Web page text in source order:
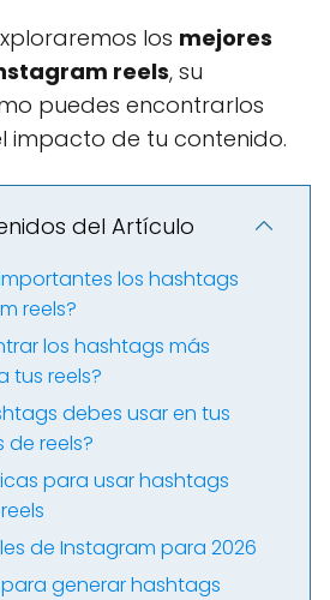
los mejores
reels, su
puedes encontrarlos
impacto de tu contenido.
del Artículo
los hashtags
reels?
los hashtags más
tus reels?
debes usar en tus
reels?
para usar hashtags
de Instagram para 2026
generar hashtags